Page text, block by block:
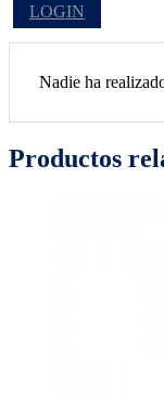
LOGIN
Nadie ha
Productos